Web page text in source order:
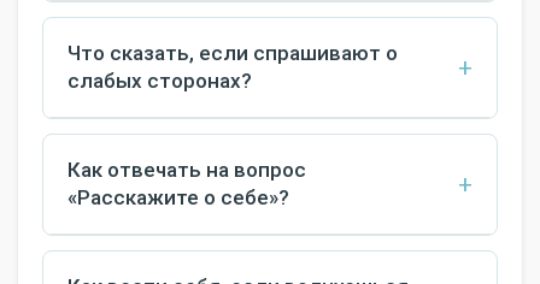
Изучите компанию, перечитайте описание
вакансии, подготовьте примеры достижений и
продумайте ответы на распространённые
лучше раскрыться.
Что сказать, если спрашивают о
слабых сторонах?
+
Выберите слабую сторону, которая не критична
для позиции, и расскажите, что вы делаете,
чтобы её развивать. Такой подход показывает
Как отвечать на вопрос
«Расскажите о себе»?
+
Стройте ответ по формуле: опыт → ключевые
навыки → достижения → почему вы подходите